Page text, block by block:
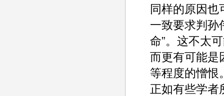
同样的原因也
一致要求判孙
命”。这不太
而更有可能是
等程度的憎恨
正如有些学者